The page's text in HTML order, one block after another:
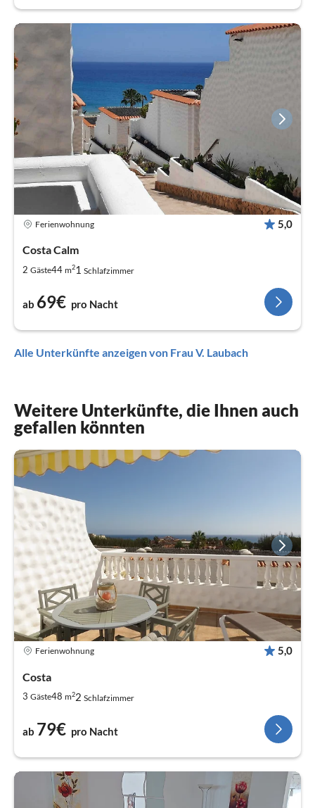
Ferienwohnung 5,0
Costa Calm
2 Gäste44 m21 Schlafzimmer
ab 69€ pro Nacht
Alle Unterkünfte anzeigen von Frau V. Laubach
Weitere Unterkünfte, die Ihnen auch
gefallen könnten
Ferienwohnung 5,0
Costa
3 Gäste48 m22 Schlafzimmer
ab 79€ pro Nacht